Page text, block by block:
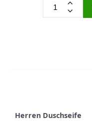
Herren Duschseife